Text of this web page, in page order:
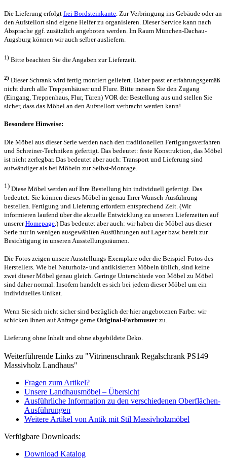
Die Lieferung erfolgt frei Bordsteinkante. Zur Verbringung ins Gebäude oder an
den Aufstellort sind eigene Helfer zu organisieren. Dieser Service kann nach
Absprache ggf. zusätzlich angeboten werden. Im Raum München-Dachau-
Augsburg können wir auch selber ausliefern.
1) Bitte beachten Sie die Angaben zur Lieferzeit.
2) Dieser Schrank wird fertig montiert geliefert. Daher passt er erfahrungsgemäß
nicht durch alle Treppenhäuser und Flure. Bitte messen Sie den Zugang
(Eingang, Treppenhaus, Flur, Türen) VOR der Bestellung aus und stellen Sie
sicher, dass das Möbel an den Aufstellort verbracht werden kann!
Besondere Hinweise:
Die Möbel aus dieser Serie werden nach den traditionellen Fertigungsverfahren
und Schreiner-Techniken gefertigt. Das bedeutet: feste Konstruktion, das Möbel
ist nicht zerlegbar. Das bedeutet aber auch: Transport und Lieferung sind
aufwändiger als bei Möbeln zur Selbst-Montage.
1) Diese Möbel werden auf Ihre Bestellung hin individuell gefertigt. Das
bedeutet: Sie können dieses Möbel in genau Ihrer Wunsch-Ausführung
bestellen. Fertigung und Lieferung erfordern entsprechend Zeit. (Wir
informieren laufend über die aktuelle Entwicklung zu unseren Lieferzeiten auf
unsererHomepage .) Das bedeutet aber auch: wir haben die Möbel aus dieser
Serie nur in wenigen ausgewählten Ausführungen auf Lager bzw. bereit zur
Besichtigung in unseren Ausstellungsräumen.
Die Fotos zeigen unsere Ausstellungs-Exemplare oder die Beispiel-Fotos des
Herstellers. Wie bei Naturholz- und antikisierten Möbeln üblich, sind keine
zwei dieser Möbel genau gleich. Geringe Unterschiede von Möbel zu Möbel
sind daher normal. Insofern handelt es sich bei jedem dieser Möbel um ein
individuelles Unikat.
Wenn Sie sich nicht sicher sind bezüglich der hier angebotenen Farbe: wir
schicken Ihnen auf Anfrage gerne Original-Farbmuster zu.
Lieferung ohne Inhalt und ohne abgebildete Deko.
Weiterführende Links zu "Vitrinenschrank Regalschrank PS149
Massivholz Landhaus"
Fragen zum Artikel?
Unsere Landhausmöbel – Übersicht
Ausführliche Information zu den verschiedenen Oberflächen-
Ausführungen
Weitere Artikel von Antik mit Stil Massivholzmöbel
Verfügbare Downloads:
Download Katalog